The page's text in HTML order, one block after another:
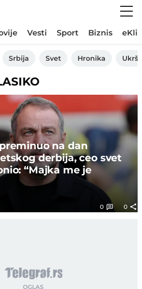
Vesti Sport Biznis
Srbija Svet Hronika
na dan
derbija, ceo svet
“Majka me je
0 0